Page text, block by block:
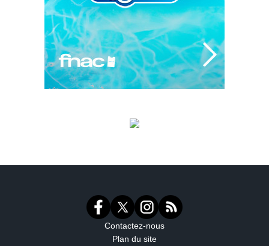
Contactez-nous
Plan du site